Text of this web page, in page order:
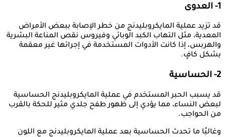
1- العدوى
قد تزيد عملية المايكروبليدنج من خطر الإصابة ببعض الأمراض
المعدية، مثل التهاب الكبد الوبائي وفيروس نقص المناعة البشرية
والهربس، إذا كانت الأدوات المستخدمة في إجرائها غير معقمة
بشكل كافٍ.
2- الحساسية
قد يسبب الحبر المستخدم في عملية المايكروبليدنج الحساسية
لبعض النساء، مما يؤدي إلى ظهور طفح جلدي مثير للحكة بالقرب
من الحواجب.
وغالبًا ما تحدث الحساسية بعد عملية المايكروبليدنج مع اللون